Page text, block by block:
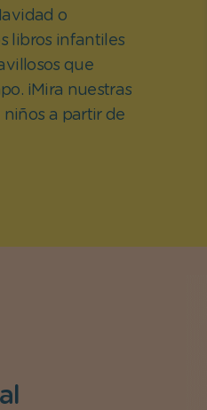
Día del Santo
o
libros infantiles
que
¡Mira nuestras
a partir de